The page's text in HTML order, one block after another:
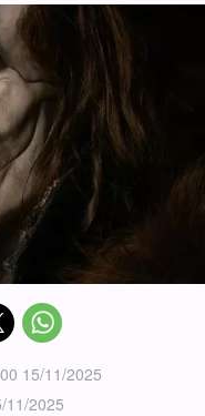
15/11/2025
11/2025